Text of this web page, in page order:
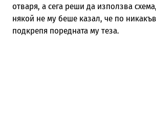
отваря, а сега реши да използва
някой не му беше казал, че по
подкрепя поредната му теза.